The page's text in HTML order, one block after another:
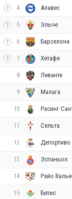
4 Алавес
5 Эльче
6 Барселона
7 Хетафе
8 Леванте
9 Малага
10 Расинг
11 Сельта
12 Депортиво
13 Эспаньол
14 Райо
15 Бетис